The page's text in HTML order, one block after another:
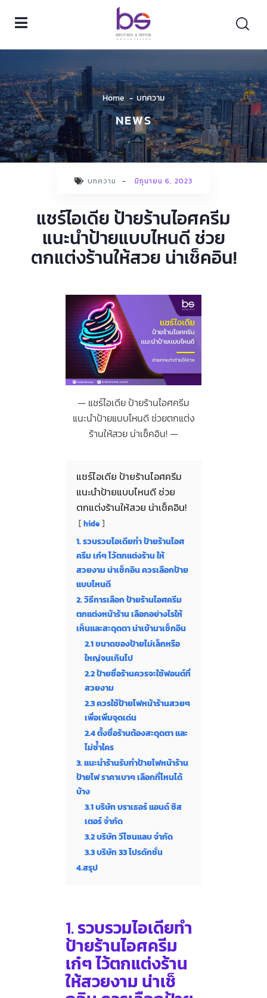
Home บทความ
NEWS
บทความ - มิถุนายน 6, 2023
แชร์ไอเดีย ป้ายร้านไอศครีม
แนะนำป้ายแบบไหนดี ช่วย
ตกแต่งร้านให้สวย น่าเช็คอิน!
แชร์ไอเดีย ป้ายร้านไอศครีม
แนะนำป้ายแบบไหนดี ช่วยตกแต่ง
ร้านให้สวย น่าเช็คอิน!
แชร์ไอเดีย ป้ายร้านไอศครีม
แนะนำป้ายแบบไหนดี ช่วย
ตกแต่งร้านให้สวย น่าเช็คอิน!
hide
1. รวบรวมไอเดียทำ ป้ายร้านไอศ
ครีม เก๋ๆ ไว้ตกแต่งร้าน ให้
สวยงาม น่าเช็กอิน ควรเลือกป้าย
แบบไหนดี
2. วิธีการเลือก ป้ายร้านไอศครีม
ตกแต่งหน้าร้าน เลือกอย่างไรให้
เห็นและสะดุดตา น่าเข้ามาเช็กอิน
2.1 ขนาดของป้ายไม่เล็กหรือ
ใหญ่จนเกินไป
2.2 ป้ายชื่อร้านควรจะใช้ฟอนต์ที่
สวยงาม
2.3 ควรใช้ป้ายไฟหน้าร้านสวยๆ
เพื่อเพิ่มจุดเด่น
2.4 ตั้งชื่อร้านต้องสะดุดตา และ
ไม่ซ้ำใคร
3. แนะนำร้านรับทำป้ายไฟหน้าร้าน
ป้ายไฟ ราคาเบาๆ เลือกที่ไหนได้
บ้าง
3.1 บริษัท บราเธอร์ แอนด์ ซิส
เตอร์ จำกัด
3.2 บริษัท วีไซนแลบ จำกัด
3.3 บริษัท 33 โปรดักชั่น
4.สรุป
1.รวบรวมไอเดียทำ
ป้ายร้านไอศครีม
เก๋ๆ ไว้ตกแต่งร้าน
ให้สวยงาม น่าเช็